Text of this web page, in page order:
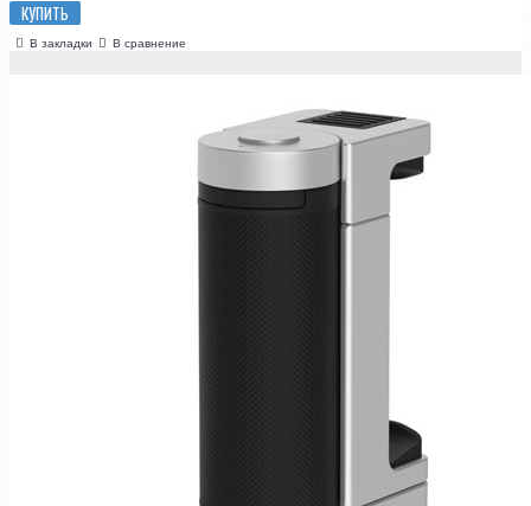
КУПИТЬ
В закладки В сравнение